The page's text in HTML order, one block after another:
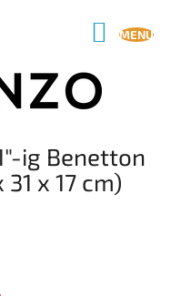
KOSÁR
ig Benetton
x 17 cm)